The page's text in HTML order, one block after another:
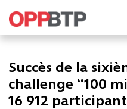
Succès de la
challenge “100
16 912